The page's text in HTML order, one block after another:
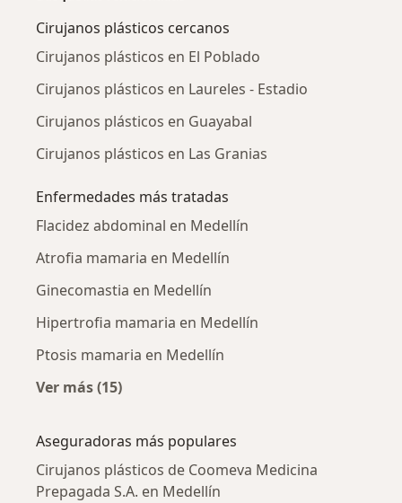
Cirujanos plásticos cercanos
Cirujanos plásticos en El Poblado
Cirujanos plásticos en Laureles - Estadio
Cirujanos plásticos en Guayabal
Cirujanos plásticos en Las Granias
Enfermedades más tratadas
Flacidez abdominal en Medellín
Atrofia mamaria en Medellín
Ginecomastia en Medellín
Hipertrofia mamaria en Medellín
Ptosis mamaria en Medellín
Ver más (15)
Aseguradoras más populares
Cirujanos plásticos de Coomeva Medicina
Prepagada S.A. en Medellín